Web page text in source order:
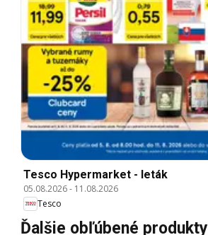
Tesco Hypermarket - leták
05.08.2026- 11.08.2026
Tesco
Ďalšie obľúbené produkty